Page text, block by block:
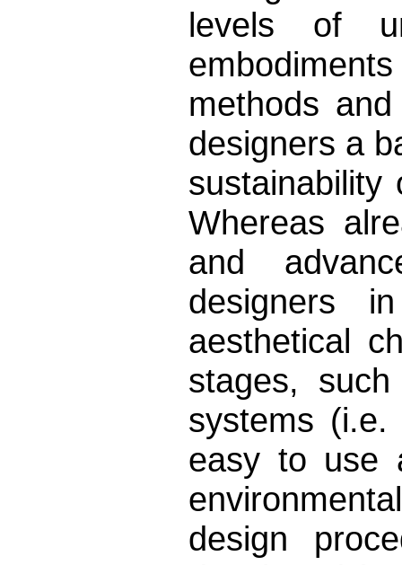
levels of
methods
designers a
Whereas
and
designers
aesthetical
stages,
systems
easy to use
design